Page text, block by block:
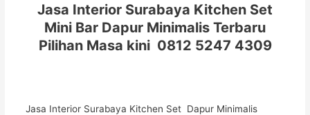
Jasa Interior Surabaya Kitchen Set
Mini Bar Dapur Minimalis Terbaru
Pilihan Masa kini 0812 5247 4309
Jasa Interior Surabaya Kitchen Set Dapur Minimalis